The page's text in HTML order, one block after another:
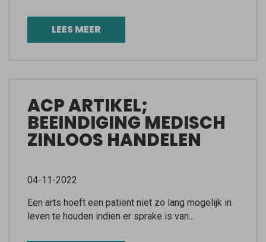
LEES MEER
ACP ARTIKEL;
BEEINDIGING MEDISCH
ZINLOOS HANDELEN
04-11-2022
Een arts hoeft een patiënt niet zo lang mogelijk in
leven te houden indien er sprake is van...